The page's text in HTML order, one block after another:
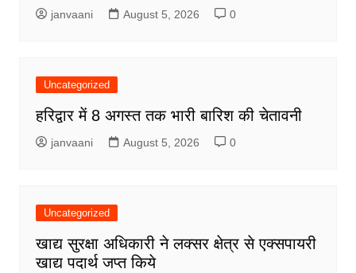
janvaani August 5, 2026 0
Uncategorized
हरिद्वार में 8 अगस्त तक भारी बारिश की चेतावनी
janvaani August 5, 2026 0
Uncategorized
खाद्य सुरक्षा अधिकारी ने लक्सर क्षेत्र से एक्सपायरी
खाद्य पदार्थ जप्त किये